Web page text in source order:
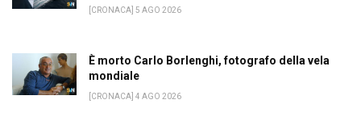
[CRONACA] 5 AGO 2026
È morto Carlo Borlenghi, fotografo della vela
mondiale
[CRONACA] 4 AGO 2026